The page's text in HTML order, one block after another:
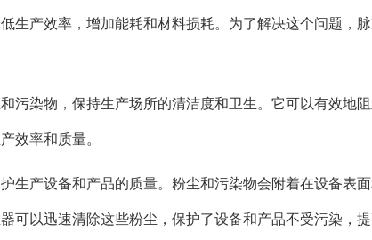
生产效率，增加能耗和材料损耗。为了解决这个问题，
污染物，保持生产场所的清洁度和卫生。它可以有效地
效率和质量。
生产设备和产品的质量。粉尘和污染物会附着在设备表
可以迅速清除这些粉尘，保护了设备和产品不受污染，